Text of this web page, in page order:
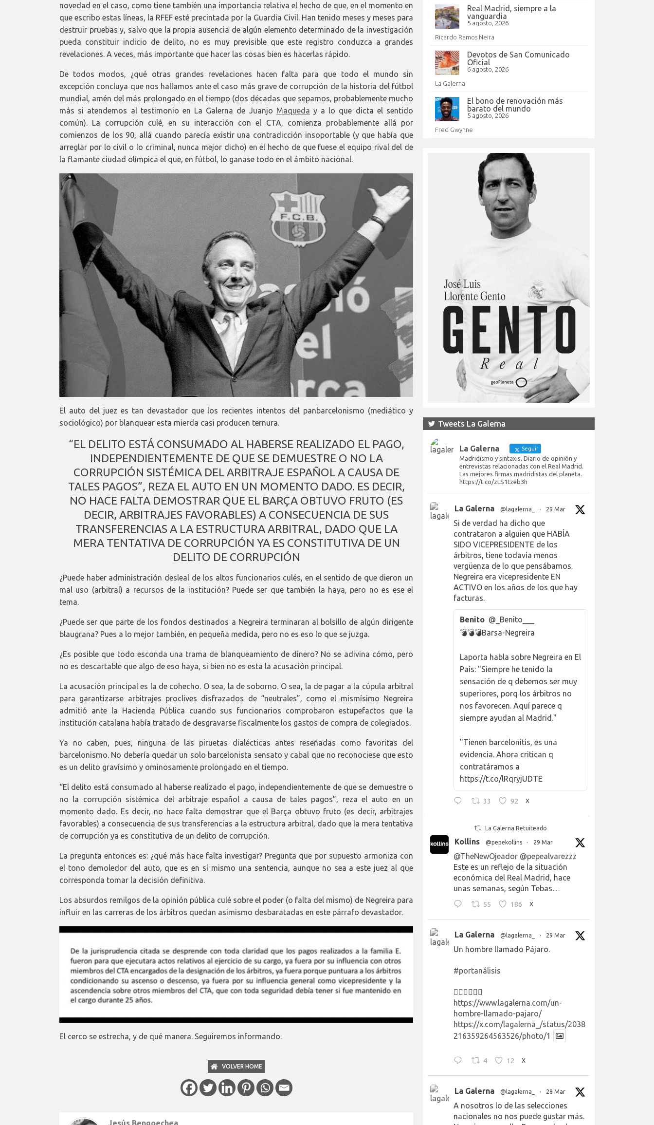
novedad en el caso, como tiene también una importancia relativa el hecho de que, en el momento en
que escribo estas líneas, la RFEF esté precintada por la Guardia Civil. Han tenido meses y meses para
destruir pruebas y, salvo que la propia ausencia de algún elemento determinado de la investigación
pueda constituir indicio de delito, no es muy previsible que este registro conduzca a grandes
revelaciones. A veces, más importante que hacer las cosas bien es hacerlas rápido.
De todos modos, ¿qué otras grandes revelaciones hacen falta para que todo el mundo sin
excepción concluya que nos hallamos ante el caso más grave de corrupción de la historia del fútbol
mundial, amén del más prolongado en el tiempo (dos décadas que sepamos, probablemente mucho
más si atendemos al testimonio en La Galerna de Juanjo Maqueda y a lo que dicta el sentido
común). La corrupción culé, en su interacción con el CTA, comienza probablemente allá por
comienzos de los 90, allá cuando parecía existir una contradicción insoportable (y que había que
arreglar por lo civil o lo criminal, nunca mejor dicho) en el hecho de que fuese el equipo rival del de
la flamante ciudad olímpica el que, en fútbol, lo ganase todo en el ámbito nacional.
El auto del juez es tan devastador que los recientes intentos del panbarcelonismo (mediático y
sociológico) por blanquear esta mierda casi producen ternura.
“EL DELITO ESTÁ CONSUMADO AL HABERSE REALIZADO EL PAGO,
INDEPENDIENTEMENTE DE QUE SE DEMUESTRE O NO LA
CORRUPCIÓN SISTÉMICA DEL ARBITRAJE ESPAÑOL A CAUSA DE
TALES PAGOS”, REZA EL AUTO EN UN MOMENTO DADO. ES DECIR,
NO HACE FALTA DEMOSTRAR QUE EL BARÇA OBTUVO FRUTO (ES
DECIR, ARBITRAJES FAVORABLES) A CONSECUENCIA DE SUS
TRANSFERENCIAS A LA ESTRUCTURA ARBITRAL, DADO QUE LA
MERA TENTATIVA DE CORRUPCIÓN YA ES CONSTITUTIVA DE UN
DELITO DE CORRUPCIÓN
¿Puede haber administración desleal de los altos funcionarios culés, en el sentido de que dieron un
mal uso (arbitral) a recursos de la institución? Puede ser que también la haya, pero no es ese el
tema.
¿Puede ser que parte de los fondos destinados a Negreira terminaran al bolsillo de algún dirigente
blaugrana? Pues a lo mejor también, en pequeña medida, pero no es eso lo que se juzga.
¿Es posible que todo esconda una trama de blanqueamiento de dinero? No se adivina cómo, pero
no es descartable que algo de eso haya, si bien no es esta la acusación principal.
La acusación principal es la de cohecho. O sea, la de soborno. O sea, la de pagar a la cúpula arbitral
para garantizarse arbitrajes proclives disfrazados de “neutrales”, como el mismísimo Negreira
admitió ante la Hacienda Pública cuando sus funcionarios comprobaron estupefactos que la
institución catalana había tratado de desgravarse fiscalmente los gastos de compra de colegiados.
Ya no caben, pues, ninguna de las piruetas dialécticas antes reseñadas como favoritas del
barcelonismo. No debería quedar un solo barcelonista sensato y cabal que no reconociese que esto
es un delito gravísimo y ominosamente prolongado en el tiempo.
“El delito está consumado al haberse realizado el pago, independientemente de que se demuestre o
no la corrupción sistémica del arbitraje español a causa de tales pagos”, reza el auto en un
momento dado. Es decir, no hace falta demostrar que el Barça obtuvo fruto (es decir, arbitrajes
favorables) a consecuencia de sus transferencias a la estructura arbitral, dado que la mera tentativa
de corrupción ya es constitutiva de un delito de corrupción.
La pregunta entonces es: ¿qué más hace falta investigar? Pregunta que por supuesto armoniza con
el tono demoledor del auto, que es en sí mismo una sentencia, aunque no sea a este juez al que
corresponda tomar la decisión definitiva.
Los absurdos remilgos de la opinión pública culé sobre el poder (o falta del mismo) de Negreira para
influir en las carreras de los árbitros quedan asimismo desbaratadas en este párrafo devastador.
El cerco se estrecha, y de qué manera. Seguiremos informando.
VOLVER HOME
Jesús Bengoechea
Real Madrid, siempre a la
vanguardia
5 agosto, 2026
Ricardo Ramos Neira
Devotos de San Comunicado
Oficial
6 agosto, 2026
La Galerna
El bono de renovación más
barato del mundo
5 agosto, 2026
Fred Gwynne
Tweets La Galerna
La Galerna Seguir
Madridismo y sintaxis. Diario de opinión y
entrevistas relacionadas con el Real Madrid.
Las mejores firmas madridistas del planeta.
https://t.co/zLS1tzeb3h
La Galerna @lagalerna_ · 29 Mar
Si de verdad ha dicho que
contrataron a alguien que HABÍA
SIDO VICEPRESIDENTE de los
árbitros, tiene todavía menos
vergüenza de lo que pensábamos.
Negreira era vicepresidente EN
ACTIVO en los años de los que hay
facturas.
Benito @_Benito___
💣💣💣Barsa-Negreira
Laporta habla sobre Negreira en El
País: "Siempre he tenido la
sensación de q debemos ser muy
superiores, porq los árbitros no
nos favorecen. Aquí parece q
siempre ayudan al Madrid."
"Tienen barcelonitis, es una
evidencia. Ahora critican q
contratáramos a
https://t.co/lRqryjUDTE
33 92 X
La Galerna Retuiteado
Kollins @pepekollins · 29 Mar
@TheNewOjeador @pepealvarezzz
Este es un reflejo de la situación
económica del Real Madrid, hace
unas semanas, según Tebas…
55 186 X
La Galerna @lagalerna_ · 29 Mar
Un hombre llamado Pájaro.
#portanálisis
👉🏻👉🏻👉🏻
https://www.lagalerna.com/un-
hombre-llamado-pajaro/
https://x.com/lagalerna_/status/2038
216359264563526/photo/1
4 12 X
La Galerna @lagalerna_ · 28 Mar
A nosotros lo de las selecciones
nacionales no nos puede gustar más.